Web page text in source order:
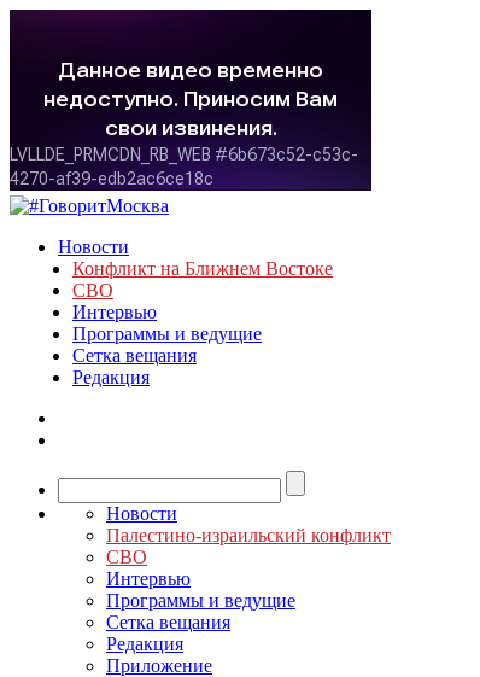
Новости
Конфликт на Ближнем Востоке
СВО
Интервью
Программы и ведущие
Сетка вещания
Редакция
Новости
Палестино-израильский конфликт
СВО
Интервью
Программы и ведущие
Сетка вещания
Редакция
Приложение